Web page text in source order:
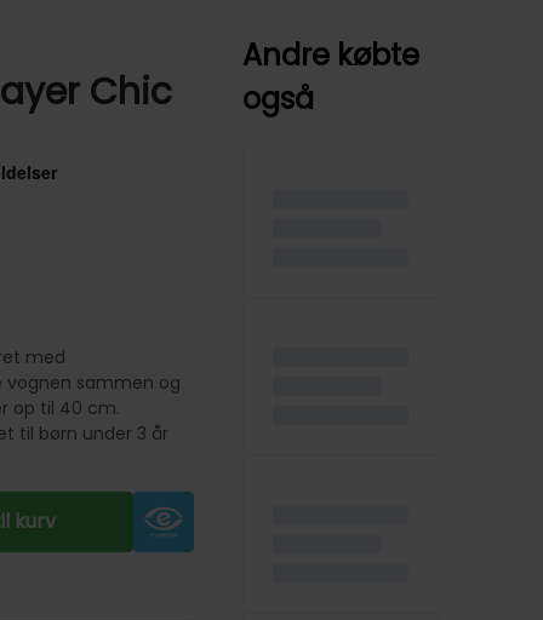
Chic
med
vognen sammen og
op til 40 cm.
til børn under 3 år
kurv
Andre købte
også